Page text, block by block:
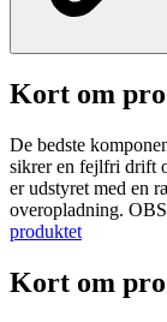
Kort om
De bedste
sikrer en fejlfri drift
er udstyret med en
overopladning.
produktet
Kort om